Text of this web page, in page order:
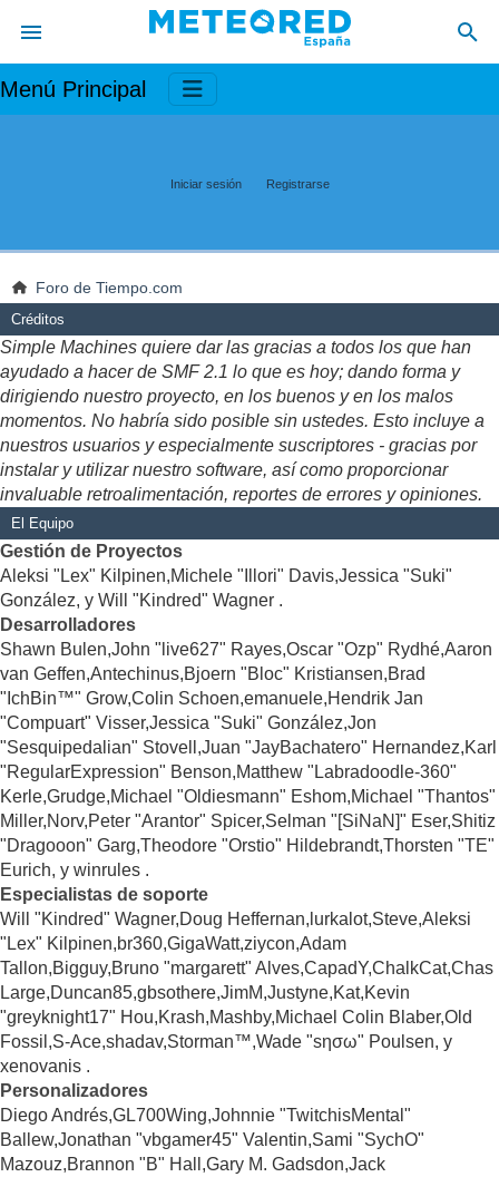
Menú Principal
Iniciar sesión Registrarse
Foro de Tiempo.com
Créditos
Simple Machines quiere dar las gracias a todos los que han
ayudado a hacer de SMF 2.1 lo que es hoy; dando forma y
dirigiendo nuestro proyecto, en los buenos y en los malos
momentos. No habría sido posible sin ustedes. Esto incluye a
nuestros usuarios y especialmente suscriptores - gracias por
instalar y utilizar nuestro software, así como proporcionar
invaluable retroalimentación, reportes de errores y opiniones.
El Equipo
Gestión de Proyectos
Aleksi "Lex" Kilpinen,Michele "Illori" Davis,Jessica "Suki"
González, y Will "Kindred" Wagner .
Desarrolladores
Shawn Bulen,John "live627" Rayes,Oscar "Ozp" Rydhé,Aaron
van Geffen,Antechinus,Bjoern "Bloc" Kristiansen,Brad
"IchBin™" Grow,Colin Schoen,emanuele,Hendrik Jan
"Compuart" Visser,Jessica "Suki" González,Jon
"Sesquipedalian" Stovell,Juan "JayBachatero" Hernandez,Karl
"RegularExpression" Benson,Matthew "Labradoodle-360"
Kerle,Grudge,Michael "Oldiesmann" Eshom,Michael "Thantos"
Miller,Norv,Peter "Arantor" Spicer,Selman "[SiNaN]" Eser,Shitiz
"Dragooon" Garg,Theodore "Orstio" Hildebrandt,Thorsten "TE"
Eurich, y winrules .
Especialistas de soporte
Will "Kindred" Wagner,Doug Heffernan,lurkalot,Steve,Aleksi
"Lex" Kilpinen,br360,GigaWatt,ziycon,Adam
Tallon,Bigguy,Bruno "margarett" Alves,CapadY,ChalkCat,Chas
Large,Duncan85,gbsothere,JimM,Justyne,Kat,Kevin
"greyknight17" Hou,Krash,Mashby,Michael Colin Blaber,Old
Fossil,S-Ace,shadav,Storman™,Wade "sησω" Poulsen, y
xenovanis .
Personalizadores
Diego Andrés,GL700Wing,Johnnie "TwitchisMental"
Ballew,Jonathan "vbgamer45" Valentin,Sami "SychO"
Mazouz,Brannon "B" Hall,Gary M. Gadsdon,Jack